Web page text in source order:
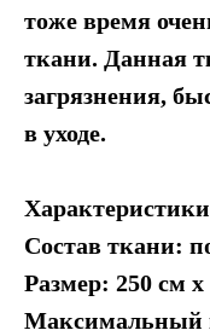
тоже время
ткани. Данная
загрязнения,
в уходе.
Состав ткани:
Размер: 250 см х
Максимальный